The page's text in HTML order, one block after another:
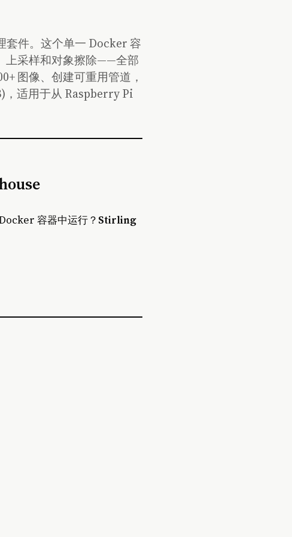
件。这个单一 Docker 容
上采样和对象擦除——全部
图像、创建可重用管道，
，适用于从 Raspberry Pi
容器中运行？ Stirling